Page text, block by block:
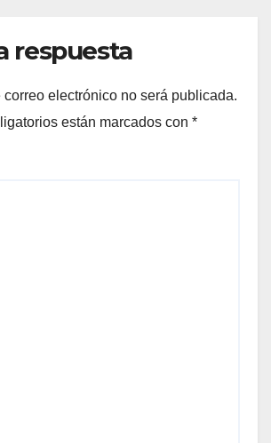
respuesta
electrónico no será publicada.
están marcados con *